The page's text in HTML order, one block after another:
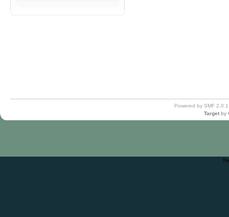
Powered by SMF
Target by